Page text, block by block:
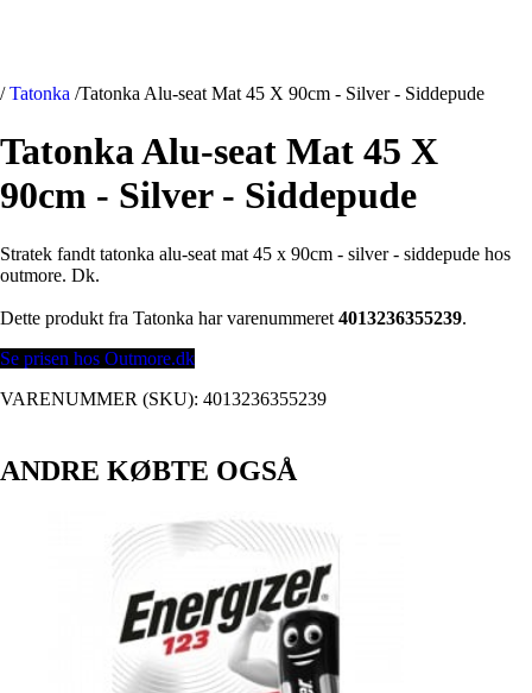
/ Tatonka /Tatonka Alu-seat Mat 45 X 90cm - Silver - Siddepude
Tatonka Alu-seat Mat 45 X
90cm - Silver - Siddepude
Stratek fandt tatonka alu-seat mat 45 x 90cm - silver - siddepude hos
outmore. Dk.
Dette produkt fra Tatonka har varenummeret 4013236355239.
Se prisen hos Outmore.dk
VARENUMMER (SKU): 4013236355239
ANDRE KØBTE OGSÅ